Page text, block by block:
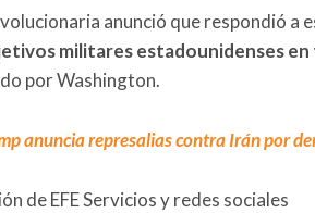
anunció que respondió a
militares estadounidenses
por Washington.
anuncia represalias contra Irán por
de EFE Servicios y redes sociales